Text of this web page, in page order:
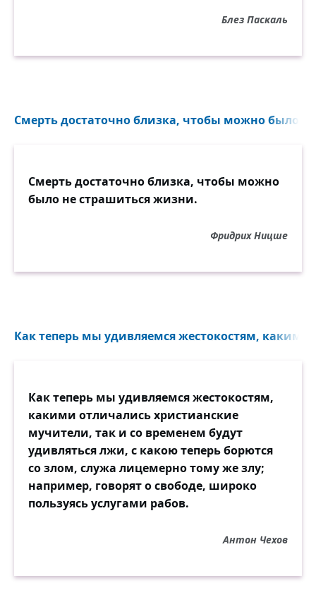
Блез Паскаль
Смерть достаточно близка, чтобы можно было...
Смерть достаточно близка, чтобы можно
было не страшиться жизни.
Фридрих Ницше
Как теперь мы удивляемся жестокостям, какими
Как теперь мы удивляемся жестокостям,
какими отличались христианские
мучители, так и со временем будут
удивляться лжи, с какою теперь борются
со злом, служа лицемерно тому же злу;
например, говорят о свободе, широко
пользуясь услугами рабов.
Антон Чехов